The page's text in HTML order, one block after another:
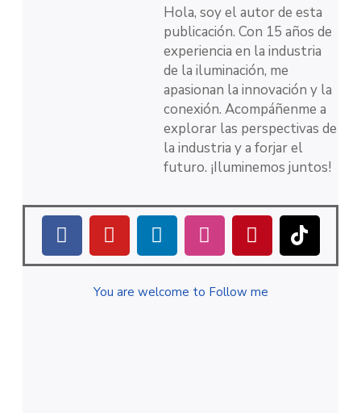
Hola, soy el autor de esta
publicación. Con 15 años de
experiencia en la industria
de la iluminación, me
apasionan la innovación y la
conexión. Acompáñenme a
explorar las perspectivas de
la industria y a forjar el
futuro. ¡Iluminemos juntos!
You are welcome to Follow me